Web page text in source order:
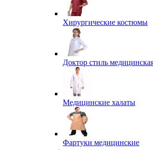
Хирургические костюмы
Доктор стиль
Медицинские халаты
Фартуки медицинские